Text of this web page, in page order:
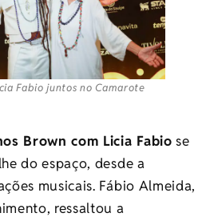
Fabio juntos no Camarote
Brown com Licia Fabio se
do espaço, desde a
musicais. Fábio Almeida,
ressaltou a